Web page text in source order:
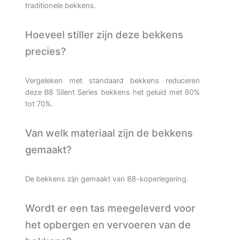
traditionele bekkens.
Hoeveel stiller zijn deze bekkens
precies?
Vergeleken met standaard bekkens reduceren
deze B8 Silent Series bekkens het geluid met 60%
tot 70%.
Van welk materiaal zijn de bekkens
gemaakt?
De bekkens zijn gemaakt van B8-koperlegering.
Wordt er een tas meegeleverd voor
het opbergen en vervoeren van de